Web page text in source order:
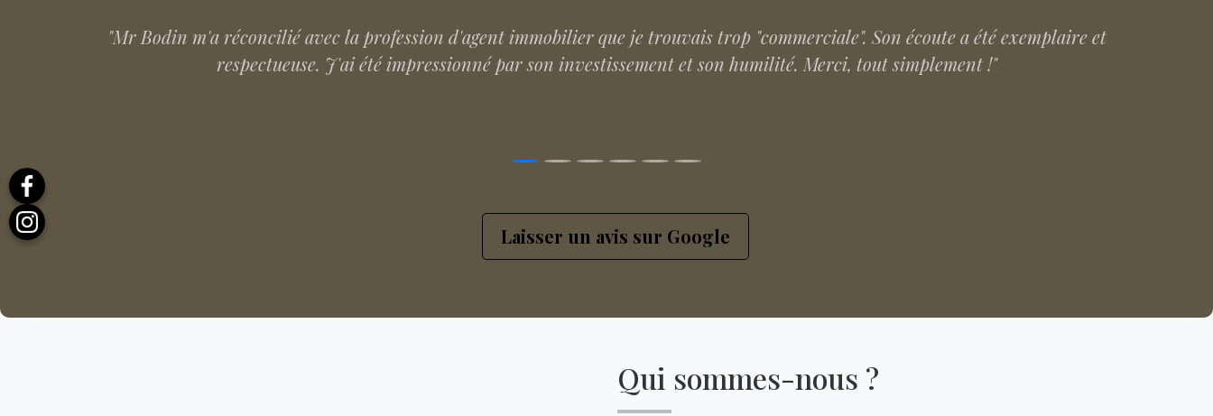
"Nous avons été accompagné par Manon dans notre projet de vente immobilière et de rachat et grâce à elle toute cette aventure a
été très fluide. Notre projet à bu aboutir de A à Z sereinement grâce à elle. Je recommande +++ l'agence Bod'immo !"
Laisser un avis sur Google
Qui sommes-nous ?